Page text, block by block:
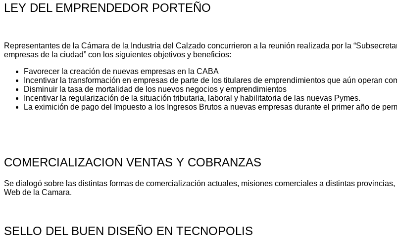
LEY DEL EMPRENDEDOR PORTEÑO
Representantes de la Cámara de la Industria del Calzado concurrieron a la reunión realizada por la
empresas de la ciudad” con los siguientes objetivos y beneficios:
Favorecer la creación de nuevas empresas en la CABA
Incentivar la transformación en empresas de parte de los titulares de emprendimientos que aún operan
Disminuir la tasa de mortalidad de los nuevos negocios y emprendimientos
Incentivar la regularización de la situación tributaria, laboral y habilitatoria de las nuevas Pymes.
La eximición de pago del Impuesto a los Ingresos Brutos a nuevas empresas durante el primer año de
COMERCIALIZACION VENTAS Y COBRANZAS
Se dialogó sobre las distintas formas de comercialización actuales, misiones comerciales a distintas
Web de la Camara.
SELLO DEL BUEN DISEÑO EN TECNOPOLIS